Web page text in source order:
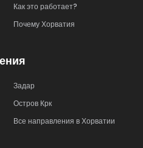
Как это работает?
Почему Хорватия
Задар
Остров Крк
Все направления в Хорватии